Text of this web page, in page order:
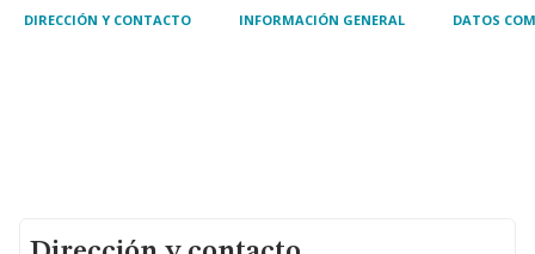
DIRECCIÓN Y CONTACTO INFORMACIÓN GENERAL DATOS